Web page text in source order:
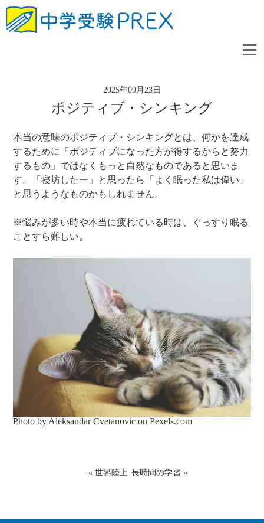
2025年09月23日
ポジティブ・シンキング
本当の意味のポジティブ・シンキングとは、何かを達成
するために「ポジティブになった方が得するからと努力
するもの」ではなくもっと自然なものであると思いま
す。「寝坊したー」と思ったら「よく眠った私は偉い」
と思うようなものかもしれません。
※悩みが多い時や本当に疲れている時は、ぐっすり眠る
ことすら難しい。
Photo by Aleksandar Cvetanovic onPexels.com
« 世界陸上 長時間の学習 »